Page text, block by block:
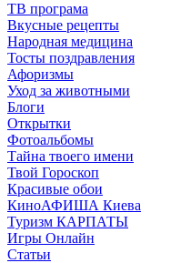
ТВ програма
Вкусные рецепты
Народная медицина
Тосты поздравления
Афоризмы
Уход за животными
Блоги
Открытки
Фотоальбомы
Тайна твоего имени
Твой Гороскоп
Красивые обои
КиноАФИША Киева
Туризм КАРПАТЫ
Игры Онлайн
Статьи